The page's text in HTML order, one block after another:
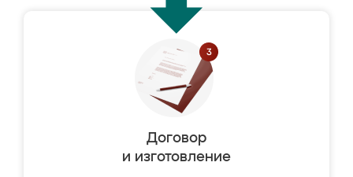
Договор
и изготовление